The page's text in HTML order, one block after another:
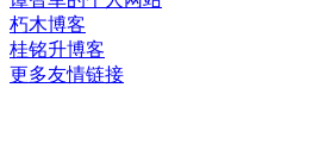
朽木博客
桂铭升博客
更多友情链接